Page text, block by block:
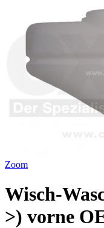
Zoom
Wisch-
>) vorne